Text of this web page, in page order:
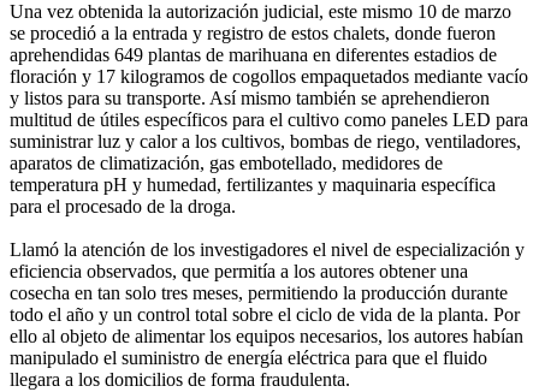
Una vez obtenida la autorización judicial, este mismo 10 de marzo
se procedió a la entrada y registro de estos chalets, donde fueron
aprehendidas 649 plantas de marihuana en diferentes estadios de
floración y 17 kilogramos de cogollos empaquetados mediante vacío
y listos para su transporte. Así mismo también se aprehendieron
multitud de útiles específicos para el cultivo como paneles LED para
suministrar luz y calor a los cultivos, bombas de riego, ventiladores,
aparatos de climatización, gas embotellado, medidores de
temperatura pH y humedad, fertilizantes y maquinaria específica
para el procesado de la droga.
Llamó la atención de los investigadores el nivel de especialización y
eficiencia observados, que permitía a los autores obtener una
cosecha en tan solo tres meses, permitiendo la producción durante
todo el año y un control total sobre el ciclo de vida de la planta. Por
ello al objeto de alimentar los equipos necesarios, los autores habían
manipulado el suministro de energía eléctrica para que el fluido
llegara a los domicilios de forma fraudulenta.